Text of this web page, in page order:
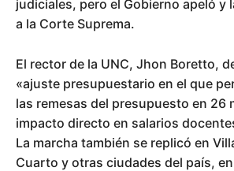
judiciales, pero el Gobierno apeló y
a la Corte Suprema.
El rector de la UNC, Jhon Boretto,
«ajuste presupuestario en el que
las remesas del presupuesto en 26
impacto directo en salarios
La marcha también se replicó en
Cuarto y otras ciudades del país,